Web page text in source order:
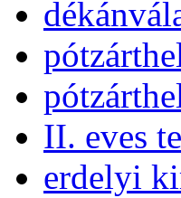
II. eves
erdelyi